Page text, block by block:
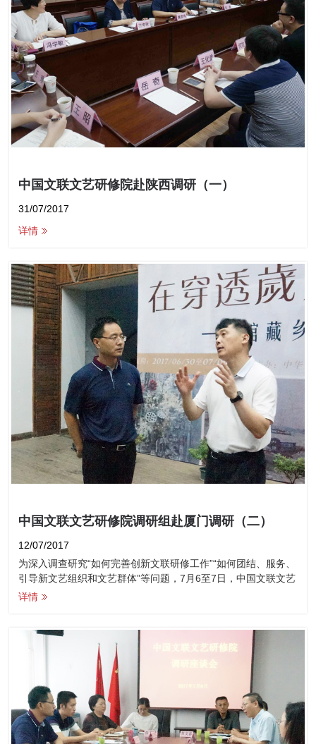
中国文联文艺研修院赴陕西调研（一）
31/07/2017
详情
中国文联文艺研修院调研组赴厦门调研（二）
12/07/2017
为深入调查研究“如何完善创新文联研修工作”“如何团结、服务、
引导新文艺组织和文艺群体”等问题，7月6至7日，中国文联文艺
研修院副院长冀彦伟带队一行三人赴厦门开展调研。
详情